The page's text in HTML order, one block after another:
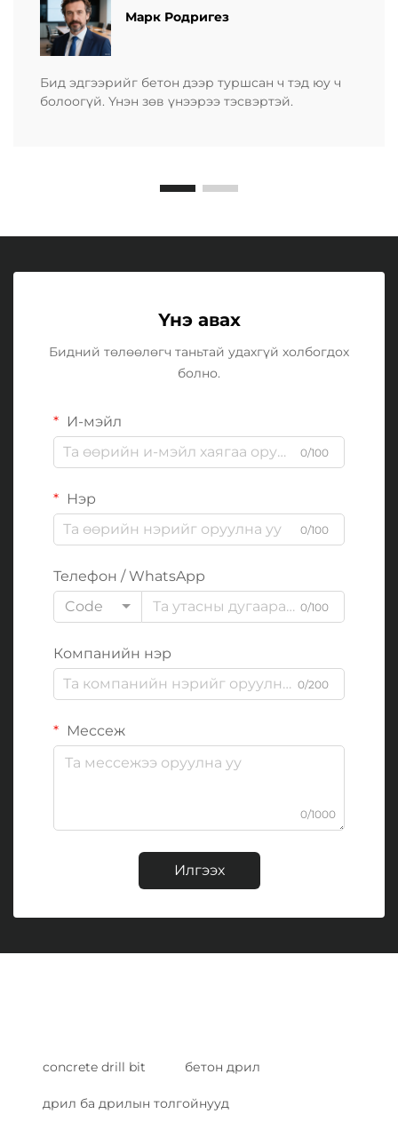
Марк Родригез
Бид эдгээрийг бетон дээр туршсан ч тэд юу ч
болоогүй. Үнэн зөв үнээрээ тэсвэртэй.
Үнэ авах
Бидний төлөөлөгч таньтай удахгүй холбогдох
болно.
И-мэйл
0/100
Нэр
0/100
Телефон / WhatsApp
Code
0/100
Компанийн нэр
0/200
Мессеж
0/1000
Илгээх
concrete drill bit бетон дрил
дрил ба дрилын толгойнууд